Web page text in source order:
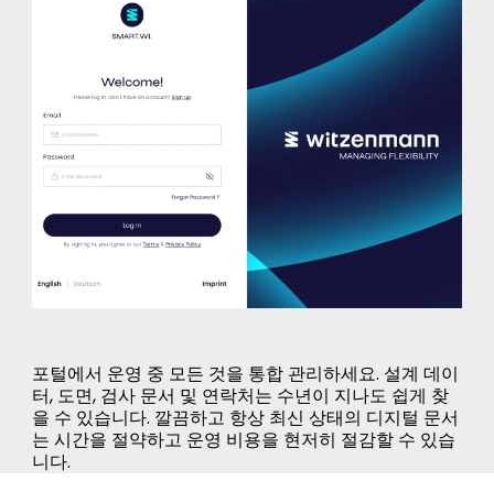
포털에서 운영 중 모든 것을 통합 관리하세요. 설계 데이
터, 도면, 검사 문서 및 연락처는 수년이 지나도 쉽게 찾
을 수 있습니다. 깔끔하고 항상 최신 상태의 디지털 문서
는 시간을 절약하고 운영 비용을 현저히 절감할 수 있습
니다.